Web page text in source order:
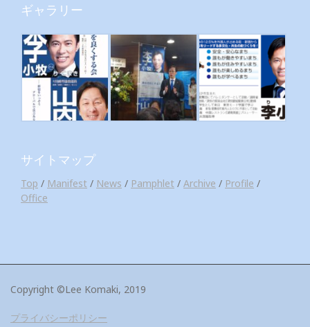
ギャラリー
サイトマップ
Top / Manifest / News / Pamphlet / Archive / Profile /
Office
Copyright ©Lee Komaki, 2019
プライバシーポリシー